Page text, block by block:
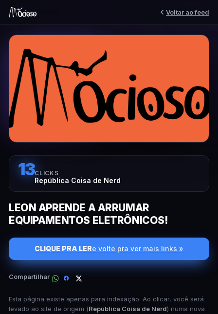
Voltar ao feed
13CLICKS
República Coisa de Nerd
LEON APRENDE A ARRUMAR
EQUIPAMENTOS ELETRÔNICOS!
CLIQUE PRA LERe volte pra ver mais links »
Compartilhar
Esta página existe apenas para indexação. Ao clicar, você será
levado ao site de origem (República Coisa de Nerd) numa nova